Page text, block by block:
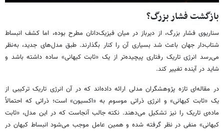
بازگشت فشار بزرگ؟
سناریوی فشار بزرگ، از دیرباز در میان فیزیک‌دانان مطرح بوده، اما کشف انبساط
شتاب‌دار جهان باعث شد بسیاری آن را کنار بگذارند. طبق مدل‌های جدید، به‌نظر
می‌رسد انرژی تاریک رفتاری پیچیده‌تر از یک «ثابت کیهانی» ساده داشته باشد و
شاید در آینده تغییر کند.
در مقاله‌ای تازه پژوهشگران مدلی ارائه داده‌اند که در آن انرژی تاریک ترکیبی از
یک «ثابت کیهانی» و انرژی ذراتی موسوم به «اکسیون» است؛ ذراتی که احتمالاً
ماده‌ی تاریک را نیز تشکیل می‌دهند. نکته جالب آنجاست که در این مدل، «ثابت
کیهانی» منفی در نظر گرفته شده و همین عامل موجب می‌شود انبساط کیهان در